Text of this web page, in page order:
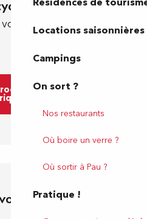
Locations saisonnières
Campings
On sort ?
Nos restaurants
Où boire un verre ?
Où sortir à Pau ?
Pratique !
cyclables
- Location de vélos
sur les vélos à
IDEcycle